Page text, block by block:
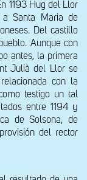
1193 Hug del Llor
Santa Maria de
Del castillo
Aunque con
antes, la primera
Julià del Llor se
con la
testigo un tal
entre 1194 y
de Solsona, de
del rector